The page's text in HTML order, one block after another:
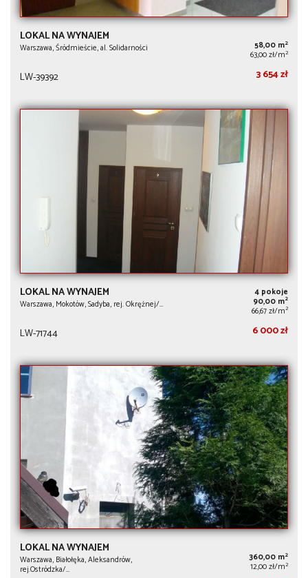
LOKAL NA WYNAJEM
Warszawa, Śródmieście, al. Solidarności 58,00 m2
63,00 zł/m2
LW-39392 3 654 zł
LOKAL NA WYNAJEM
Warszawa, Mokotów, Sadyba, rej. Okrężnej/…
4 pokoje
90,00 m2
66,67 zł/m2
LW-71744 6 000 zł
LOKAL NA WYNAJEM
Warszawa, Białołęka, Aleksandrów,
rej.Ostródzka/…
360,00 m2
12,00 zł/m2